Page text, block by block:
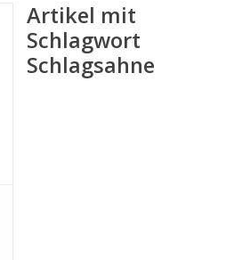
Artikel mit
Schlagwort
Schlagsahne